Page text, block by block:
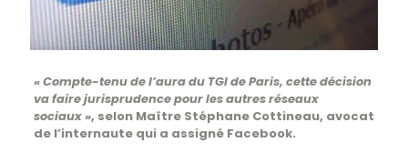
« Compte-tenu de l’aura du TGI de Paris, cette décision
va faire jurisprudence pour les autres réseaux
sociaux », selon Maître Stéphane Cottineau, avocat
de l’internaute qui a assigné Facebook.